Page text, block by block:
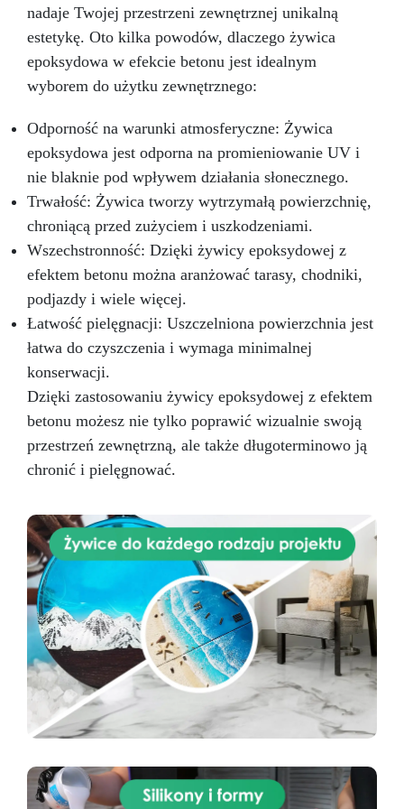
nadaje Twojej przestrzeni zewnętrznej unikalną
estetykę. Oto kilka powodów, dlaczego żywica
epoksydowa w efekcie betonu jest idealnym
wyborem do użytku zewnętrznego:
Odporność na warunki atmosferyczne: Żywica
epoksydowa jest odporna na promieniowanie UV i
nie blaknie pod wpływem działania słonecznego.
Trwałość: Żywica tworzy wytrzymałą powierzchnię,
chroniącą przed zużyciem i uszkodzeniami.
Wszechstronność: Dzięki żywicy epoksydowej z
efektem betonu można aranżować tarasy, chodniki,
podjazdy i wiele więcej.
Łatwość pielęgnacji: Uszczelniona powierzchnia jest
łatwa do czyszczenia i wymaga minimalnej
konserwacji.
Dzięki zastosowaniu żywicy epoksydowej z efektem
betonu możesz nie tylko poprawić wizualnie swoją
przestrzeń zewnętrzną, ale także długoterminowo ją
chronić i pielęgnować.